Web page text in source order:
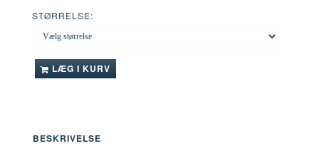
STØRRELSE:
LÆG I KURV
BESKRIVELSE